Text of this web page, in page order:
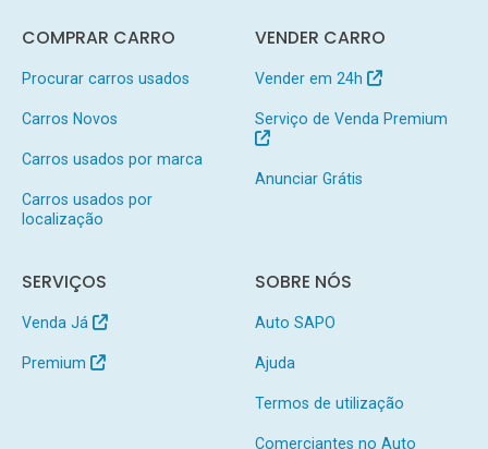
COMPRAR CARRO
Procurar carros usados
Carros Novos
Carros usados por marca
Carros usados por
localização
VENDER CARRO
Vender em 24h
Serviço de Venda Premium
Anunciar Grátis
SERVIÇOS
Venda Já
Premium
SOBRE NÓS
Auto SAPO
Ajuda
Termos de utilização
Comerciantes no Auto